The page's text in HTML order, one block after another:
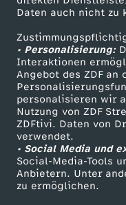
Daten auch nicht zu
• Personalisierung:
Interaktionen
Angebot des ZDF an
personalisieren wir
Nutzung von ZDF
ZDFtivi. Daten von
verwendet.
• Social Media und
Social-Media-Tools
Anbietern. Unter
zu ermöglichen.
h
u
n
d
D
r
ZDFtext
Livestreams
Sendungen A-Z
TV-Programm
ZDF Unternehmen
Karriere